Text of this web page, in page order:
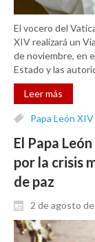
El vocero del
XIV realizará un
de noviembre, en
Estado y las
Leer más
Papa León XIV
El Papa
por la crisis
de paz
2 de agosto